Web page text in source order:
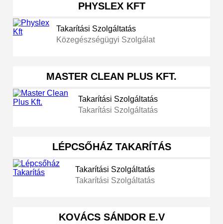
PHYSLEX KFT
Takarítási Szolgáltatás
Közegészségügyi Szolgálat
MASTER CLEAN PLUS KFT.
Takarítási Szolgáltatás
Takarítási Szolgáltatás
LÉPCSŐHÁZ TAKARÍTÁS
Takarítási Szolgáltatás
Takarítási Szolgáltatás
KOVÁCS SÁNDOR E.V